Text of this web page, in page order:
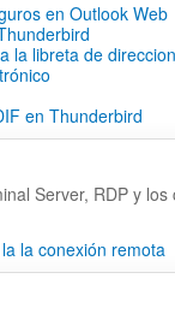
en Outlook Web
la libreta de
en Thunderbird
Server, RDP y los
la conexión remota